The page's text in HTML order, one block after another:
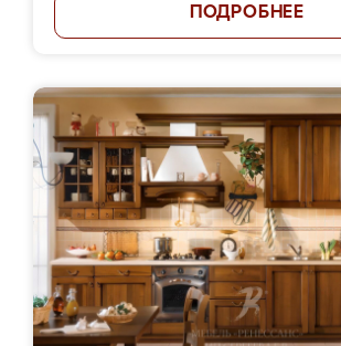
ПОДРОБНЕЕ